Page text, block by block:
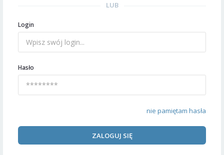
LUB
Login
Hasło
nie pamiętam hasła
ZALOGUJ SIĘ